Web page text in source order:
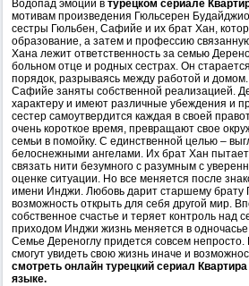
Водопад эмоций в турецком сериале
мотивам произведения Гюльсерен
сестры Гюльбен, Сафийе и их брат Хан,
образование, а затем и профессию
Хана лежит ответственность за семью
больном отце и родных сестрах. Он
порядок, разрываясь между работой и
Сафийе заняты собственной реализацией.
характеру и имеют различные убеждения и
сестер самоутвердится каждая в своей
очень короткое время, превращают свое
семьи в помойку. С единственной целью –
белоснежными ангелами. Их брат Хан
связать нити безумного с разумным с
оценке ситуации. Но все меняется после
имени Инджи. Любовь дарит старшему
возможность открыть для себя другой мир.
собственное счастье и теряет контроль над
приходом Инджи жизнь меняется в
Семье Дереноглу придется совсем
смогут увидеть свою жизнь иначе и
смотреть онлайн турецкий сериал
языке.